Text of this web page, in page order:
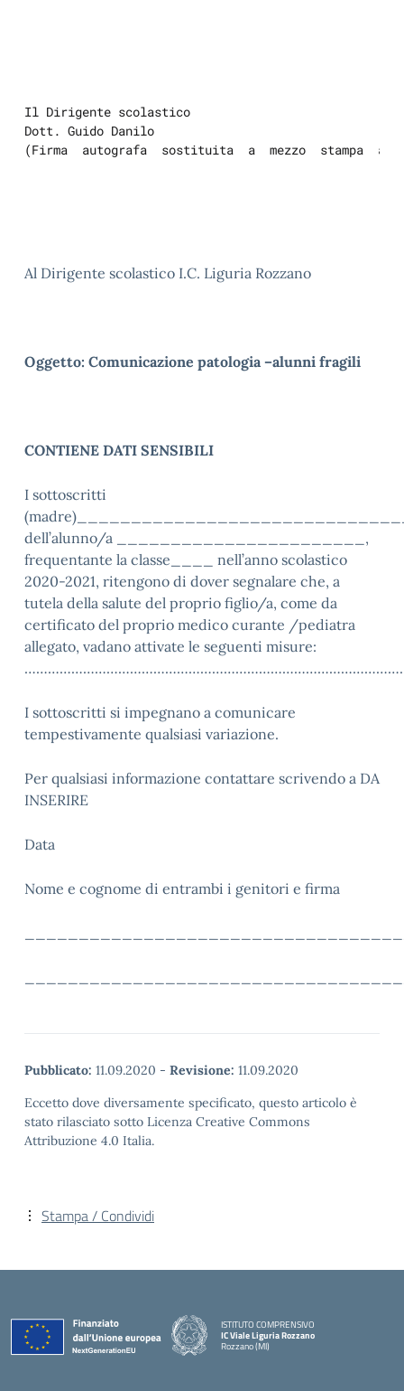
Il Dirigente scolastico
Dott. Guido Danilo
(Firma  autografa  sostituita  a  mezzo  stampa
Al Dirigente scolastico I.C. Liguria Rozzano
Oggetto: Comunicazione patologia –alunni fragili
CONTIENE DATI SENSIBILI
I sottoscritti
dell’alunno/a _______________________,
frequentante la classe____ nell’anno scolastico
2020-2021, ritengono di dover segnalare che, a
tutela della salute del proprio figlio/a, come da
certificato del proprio medico curante /pediatra
allegato, vadano attivate le seguenti misure:
I sottoscritti si impegnano a comunicare
tempestivamente qualsiasi variazione.
Per qualsiasi informazione contattare scrivendo a DA
INSERIRE
Data
Nome e cognome di entrambi i genitori e firma
Pubblicato: 11.09.2020 - Revisione: 11.09.2020
Eccetto dove diversamente specificato, questo articolo è
stato rilasciato sotto Licenza Creative Commons
Attribuzione 4.0 Italia.
Stampa / Condividi
ISTITUTO COMPRENSIVO
IC Viale Liguria Rozzano
Rozzano (MI)